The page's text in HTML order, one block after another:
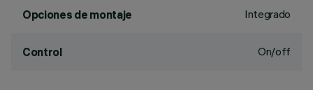
Opciones de montaje Integrado
Control On/off